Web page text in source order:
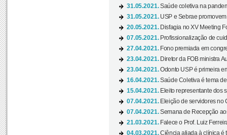
31.05.2021.Saúde coletiva na
31.05.2021. USP e Sebrae
20.05.2021. Disfagia no XV Meeting
07.05.2021. Profissionalização de
27.04.2021. Fono premiada em
23.04.2021. Diretor da FOB ministra
23.04.2021.Odonto USP é primeira
16.04.2021.Saúde Coletiva é tema
15.04.2021. Eleito representante dos
07.04.2021. Eleição de servidores no
07.04.2021.Semana de Recepção
21.03.2021. Falece o Prof. Luiz
04.03.2021.Ciência aliada à clínica é